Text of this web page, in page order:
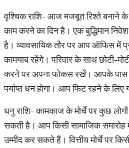
वृश्चिक राशि- आज मजबूत रिश्ते बनाने के
काम करने का दिन है। एक बुद्धिमान निवेश
है। व्यावसायिक तौर पर आप ऑफिस में
कामयाब रहेंगे। परिवार के साथ छोटी-
करने पर अपना फोकस रखें। आपके पास
पर्याप्त धन होगा। आप फिट रहने के
धनु राशि- कामकाज के मोर्चे पर कुछ
सकती है। आप किसी सामाजिक
उम्मीद कर सकते हैं। वित्तीय मोर्चे पर